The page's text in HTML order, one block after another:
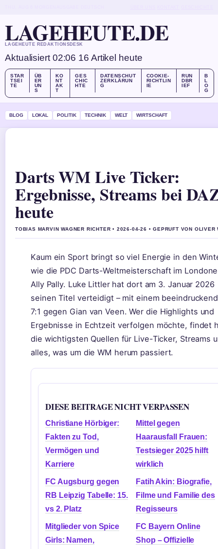
LAGEHEUTE.DE
LAGEHEUTE REDAKTIONSDESK
Aktualisiert 02:06 16 Artikel heute
STAR
TSEI
TE
ÜB
ER
UN
S
KO
NT
AK
T
GES
CHIC
HTE
DATENSCHUT
ZERKLÄRUN
G
COOKIE-
RICHTLIN
IE
RUN
DBR
IEF
B
L
O
G
BLOG LOKAL POLITIK TECHNIK WELT WIRTSCHAFT
Darts WM Live Ticker:
Ergebnisse, Streams bei
heute
TOBIAS MARVIN WAGNER RICHTER • 2026-04-26 • GEPRUFT VON OLIVER
Kaum ein Sport bringt so viel Energie in den
wie die PDC Darts-Weltmeisterschaft im
Ally Pally. Luke Littler hat dort am 3. Januar 2026
seinen Titel verteidigt – mit einem
7:1 gegen Gian van Veen. Wer die Highlights und
Ergebnisse in Echtzeit verfolgen möchte, findet
die wichtigsten Quellen für Live-Ticker, Streams
alles, was um die WM herum passiert.
DIESE BEITRAGE NICHT VERPASSEN
Christiane Hörbiger:
Fakten zu Tod,
Vermögen und
Karriere
Mittel gegen
Haarausfall Frauen:
Testsieger 2025 hilft
wirklich
FC Augsburg gegen
RB Leipzig Tabelle: 15.
vs 2. Platz
Fatih Akin: Biografie,
Filme und Familie des
Regisseurs
Mitglieder von Spice
Girls: Namen,
FC Bayern Online
Shop – Offizielle